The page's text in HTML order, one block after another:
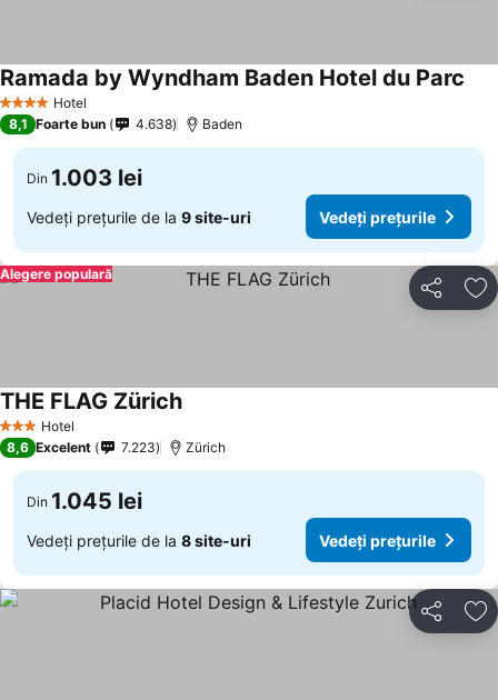
4 Stele Hotel
Ramada by Wyndham Baden Hotel du Parc
8,1 Foarte bun 4.638 Baden
Din 1.003 lei
Vedeți prețurile de la 9 site-uri Vedeți prețurile
Distribuiți
Alegere populară
3 SteleHotel
THE FLAG Zürich
8,6 Excelent 7.223 Zürich
Din 1.045 lei
Vedeți prețurile de la 8 site-uri Vedeți prețurile
Distribuiți